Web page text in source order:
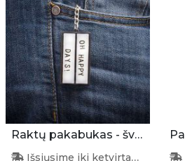
Raktų pakabukas - šviesdežė
Išsiųsime iki ketvirtadienio